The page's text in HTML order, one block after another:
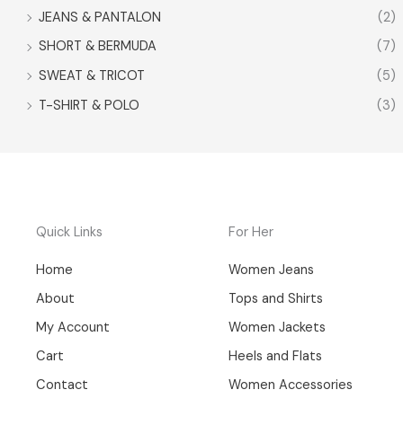
JEANS & PANTALON
(2)
SHORT & BERMUDA
(7)
SWEAT & TRICOT
(5)
T-SHIRT & POLO
(3)
Quick Links
Home
About
My Account
Cart
Contact
For Her
Women Jeans
Tops and Shirts
Women Jackets
Heels and Flats
Women Accessories